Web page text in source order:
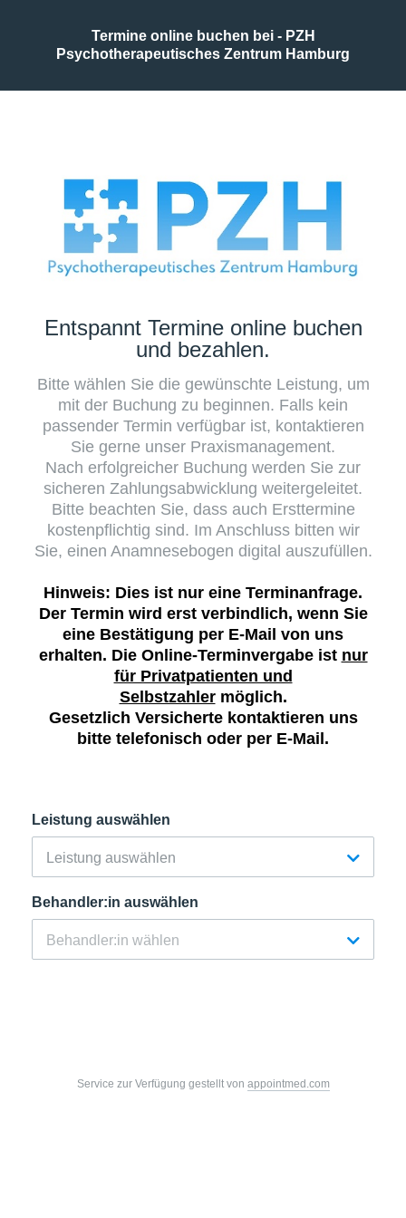
Termine online buchen bei - PZH
Psychotherapeutisches Zentrum Hamburg
Entspannt Termine online buchen
und bezahlen.
Bitte wählen Sie die gewünschte Leistung, um
mit der Buchung zu beginnen. Falls kein
passender Termin verfügbar ist, kontaktieren
Sie gerne unser Praxismanagement.
Nach erfolgreicher Buchung werden Sie zur
sicheren Zahlungsabwicklung weitergeleitet.
Bitte beachten Sie, dass auch Ersttermine
kostenpflichtig sind. Im Anschluss bitten wir
Sie, einen Anamnesebogen digital auszufüllen.
Hinweis: Dies ist nur eine Terminanfrage.
Der Termin wird erst verbindlich, wenn Sie
eine Bestätigung per E-Mail von uns
erhalten. Die Online-Terminvergabe ist nur
für Privatpatienten und
Selbstzahlermöglich.
Gesetzlich Versicherte kontaktieren uns
bitte telefonisch oder per E-Mail.
Leistung auswählen
Behandler:in auswählen
Service zur Verfügung gestellt von appointmed.com